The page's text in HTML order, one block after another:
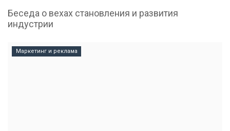
Беседа о вехах становления и развития
индустрии
Маркетинг и реклама